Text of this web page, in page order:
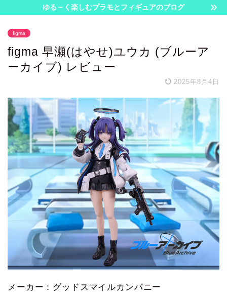
ゆる～く楽しむプラモとフィギュアのブログ
figma
figma 早瀬(はやせ)ユウカ (ブルーア
ーカイブ) レビュー
2025年8月4日
メーカー：グッドスマイルカンパニー